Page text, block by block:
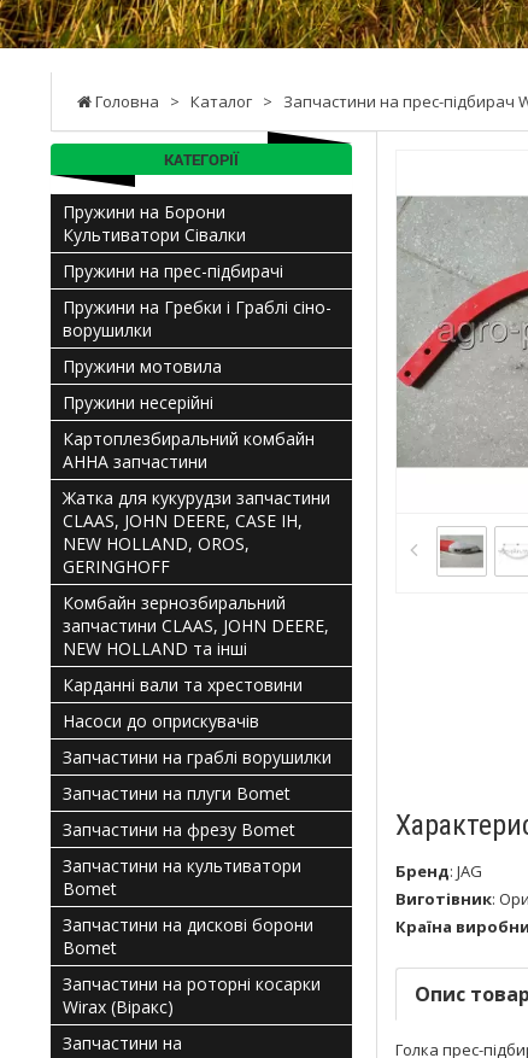
Головна > Каталог > Запчастини на прес-підбирач
Бренд: JAG
Виготівник:
Країна
Опис
Голка прес-
КАТЕГОРІЇ
Пружини на Борони
Культиватори Сівалки
Пружини на прес-підбирачі
Пружини на Гребки і Граблі сіно-
ворушилки
Пружини мотовила
Пружини несерійні
Картоплезбиральний комбайн
АННА запчастини
Жатка для кукурудзи запчастини
CLAAS, JOHN DEERE, CASE IH,
NEW HOLLAND, OROS,
GERINGHOFF
Комбайн зернозбиральний
запчастини CLAAS, JOHN DEERE,
NEW HOLLAND та інші
Карданні вали та хрестовини
Насоси до оприскувачів
Запчастини на граблі ворушилки
Запчастини на плуги Bomet
Запчастини на фрезу Bomet
Запчастини на культиватори
Bomet
Запчастини на дискові борони
Bomet
Запчастини на роторні косарки
Wirax (Віракс)
Запчастини на